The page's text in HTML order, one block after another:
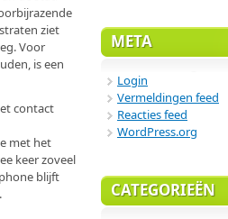
ziet
Voor
is een
contact
met het
keer zoveel
blijft
META
Login
Vermeldingen feed
Reacties feed
WordPress.org
CATEGORIEËN